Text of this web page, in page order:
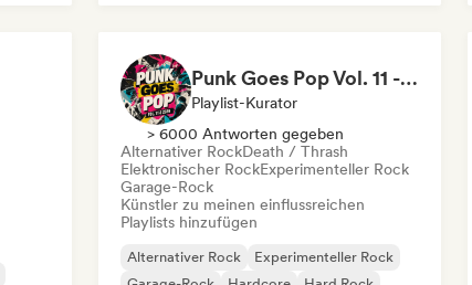
Punk Goes Pop Vol. 11 - 2026
Playlist-Kurator
> 6000 Antworten gegeben
Alternativer RockDeath / Thrash
Elektronischer RockExperimenteller Rock
Garage-Rock
Künstler zu meinen einflussreichen
Playlists hinzufügen
Alternativer Rock
Experimenteller Rock